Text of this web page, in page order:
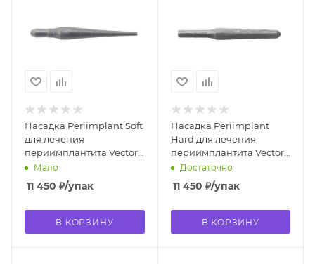
Насадка Periimplant Soft
для лечения
периимплантита Vector
(3 шт. в уп.) Durr Dental
2031-474-01E
Мало
11 450 ₽/упак
В КОРЗИНУ
Насадка Periimplant
Hard для лечения
периимплантита Vector
(3 шт. в уп.) Durr Dental
2031-473-01E
Достаточно
11 450 ₽/упак
В КОРЗИНУ